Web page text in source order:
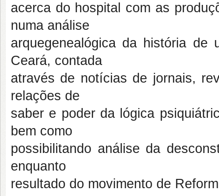
acerca do hospital com as
numa análise
arquegenealógica da história de
Ceará, contada
através de notícias de jornais,
relações de
saber e poder da lógica
bem como
possibilitando análise da
enquanto
resultado do movimento de